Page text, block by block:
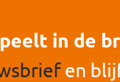
in de
en